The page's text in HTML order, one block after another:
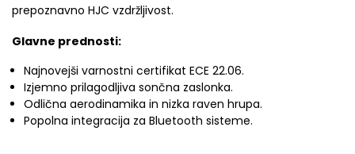
prepoznavno HJC vzdržljivost.
Glavne prednosti:
Najnovejši varnostni certifikat ECE 22.06.
Izjemno prilagodljiva sončna zaslonka.
Odlična aerodinamika in nizka raven hrupa.
Popolna integracija za Bluetooth sisteme.